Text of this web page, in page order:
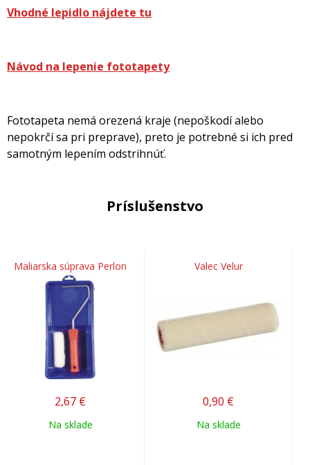
Vhodné lepidlo nájdete tu
Návod na lepenie fototapety
Fototapeta nemá orezená kraje (nepoškodí alebo
nepokrčí sa pri preprave), preto je potrebné si ich pred
samotným lepením odstrihnúť.
Príslušenstvo
Maliarska súprava Perlon
2,67 €
Na sklade
Valec Velur
0,90 €
Na sklade